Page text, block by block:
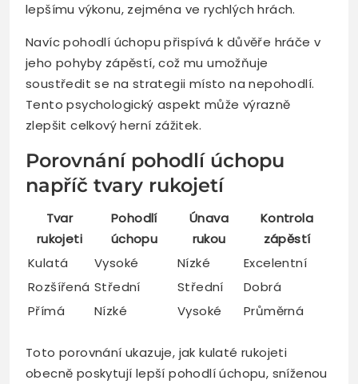
lepšímu výkonu, zejména ve rychlých hrách.
Navíc pohodlí úchopu přispívá k důvěře hráče v
jeho pohyby zápěstí, což mu umožňuje
soustředit se na strategii místo na nepohodlí.
Tento psychologický aspekt může výrazně
zlepšit celkový herní zážitek.
Porovnání pohodlí úchopu
napříč tvary rukojetí
Tvar
rukojeti
Pohodlí
úchopu
Únava
rukou
Kontrola
zápěstí
Kulatá
Vysoké Nízké
Excelentní
Rozšířená Střední Střední
Dobrá
Přímá
Nízké Vysoké Průměrná
Toto porovnání ukazuje, jak kulaté rukojeti
obecně poskytují lepší pohodlí úchopu, sníženou